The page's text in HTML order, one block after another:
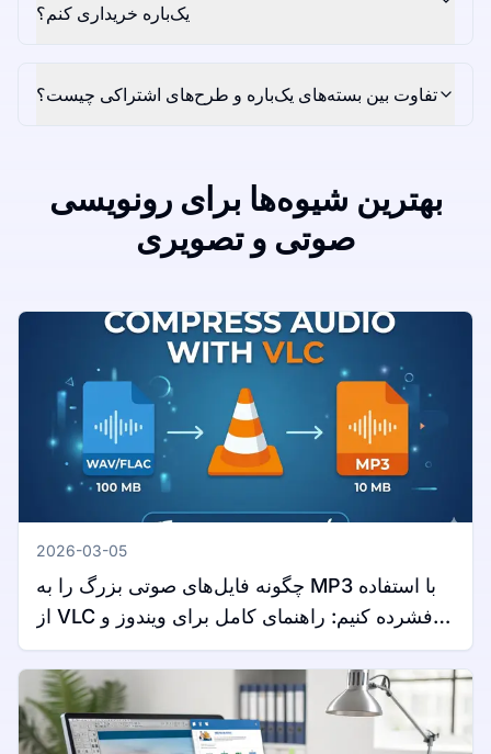
یک‌باره خریداری کنم؟
تفاوت بین بسته‌های یک‌باره و طرح‌های اشتراکی چیست؟
بهترین شیوه‌ها برای رونویسی
صوتی و تصویری
2026-03-05
چگونه فایل‌های صوتی بزرگ را به MP3 با استفاده
از VLC فشرده کنیم: راهنمای کامل برای ویندوز و
مک